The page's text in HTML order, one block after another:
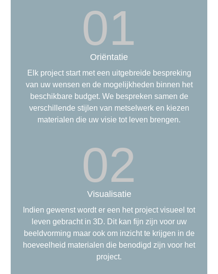
01
Oriëntatie
Elk project start met een uitgebreide bespreking
van uw wensen en de mogelijkheden binnen het
beschikbare budget. We bespreken samen de
verschillende stijlen van metselwerk en kiezen
materialen die uw visie tot leven brengen.
02
Visualisatie
Indien gewenst wordt er een het project visueel tot
leven gebracht in 3D. Dit kan fijn zijn voor uw
beeldvorming maar ook om inzicht te krijgen in de
hoeveelheid materialen die benodigd zijn voor het
project.